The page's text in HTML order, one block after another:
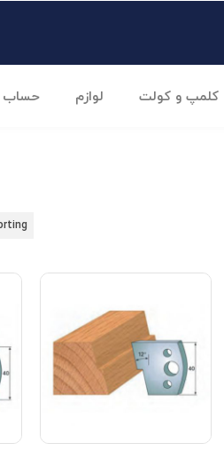
کلمپ و کولت لوازم حساب